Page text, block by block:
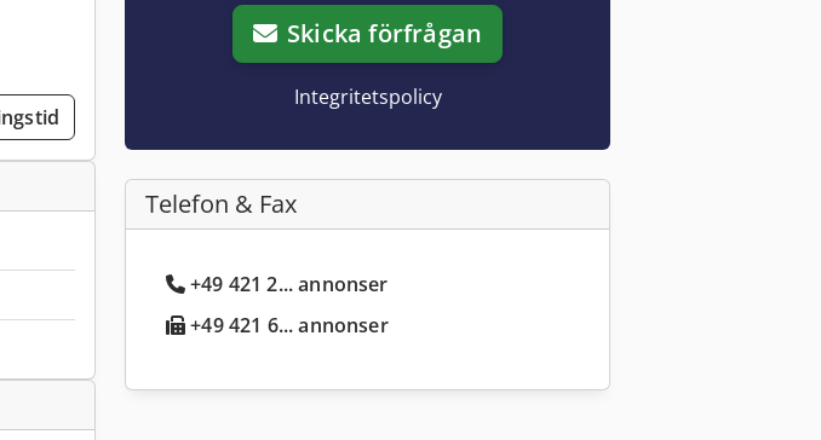
Skicka förfrågan
Integritetspolicy
Telefon & Fax
+49 421 2... annonser
+49 421 6... annonser